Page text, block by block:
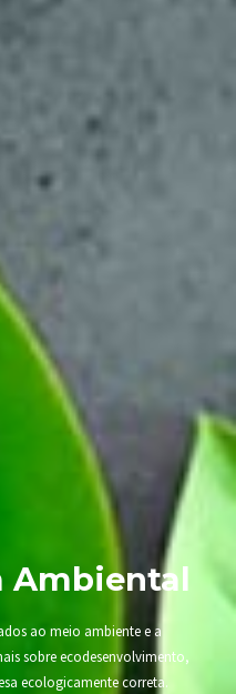
Ambiental
ao meio ambiente e a
sobre ecodesenvolvimento,
ecologicamente correta.